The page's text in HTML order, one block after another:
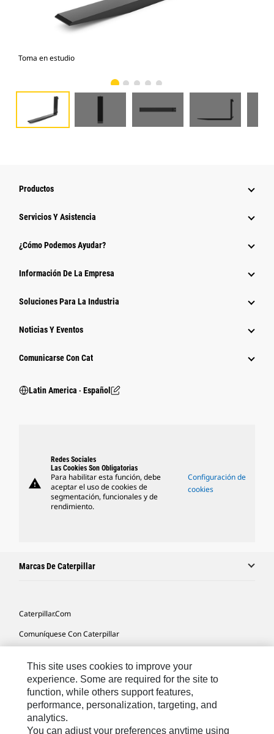
Toma en estudio
Productos
Servicios Y Asistencia
¿Cómo Podemos Ayudar?
Información De La Empresa
Soluciones Para La Industria
Noticias Y Eventos
Comunicarse Con Cat
Latin America ‧ Español
warning
Redes Sociales
Las Cookies Son Obligatorias
Para habilitar esta función, debe
aceptar el uso de cookies de
segmentación, funcionales y de
rendimiento.
Configuración de
cookies
Marcas De Caterpillar
Caterpillar.com
Comuníquese Con Caterpillar
Mapa Del Sitio
Cookie Settings
Avisos Legales
This site uses cookies to improve your
experience. Some are required for the site to
function, while others support features,
performance, personalization, targeting, and
analytics.
You can adjust your preferences anytime using